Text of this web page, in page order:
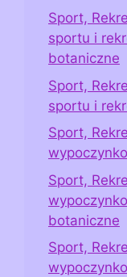
Sport,
sportu i
botaniczne
Sport,
sportu i
Sport,
Sport,
botaniczne
Sport,